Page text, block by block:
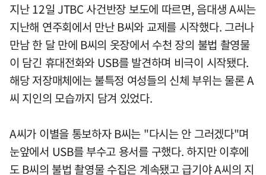
지난 12일 JTBC 사건반장 보도에 따르면, 음대생 A씨는
지난해 연주회에서 만난 B씨와 교제를 시작했다. 그러나
만남 한 달 만에 B씨의 옷장에서 수천 장의 불법 촬영물
이 담긴 휴대전화와 USB를 발견하며 비극이 시작됐다.
해당 저장매체에는 불특정 여성들의 신체 부위는 물론 A
씨 지인의 모습까지 담겨 있었다.
A씨가 이별을 통보하자 B씨는 "다시는 안 그러겠다"며
눈앞에서 USB를 부수고 용서를 구했다. 하지만 이후에
도 B씨의 불법 촬영물 수집은 계속됐고 급기야 A씨의 지